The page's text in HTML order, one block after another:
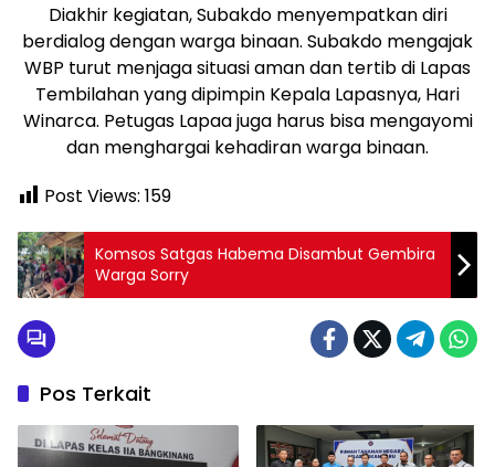
Diakhir kegiatan, Subakdo menyempatkan diri
berdialog dengan warga binaan. Subakdo mengajak
WBP turut menjaga situasi aman dan tertib di Lapas
Tembilahan yang dipimpin Kepala Lapasnya, Hari
Winarca. Petugas Lapaa juga harus bisa mengayomi
dan menghargai kehadiran warga binaan.
Post Views: 159
Komsos Satgas Habema Disambut Gembira
Warga Sorry
Pos Terkait